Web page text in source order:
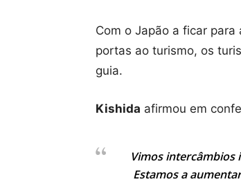
Com o Japão a ficar
portas ao turismo, os
guia.
Kishida afirmou em
Vimos intercâmbios
Estamos a